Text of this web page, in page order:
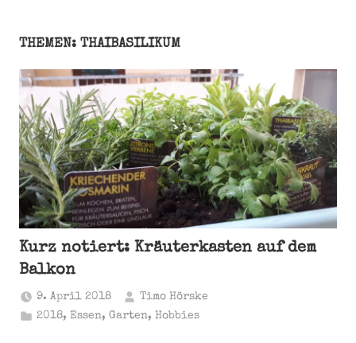
THEMEN: THAIBASILIKUM
Kurz notiert: Kräuterkasten auf dem
Balkon
9. April 2018
Timo Hörske
2018, Essen,Garten,Hobbies